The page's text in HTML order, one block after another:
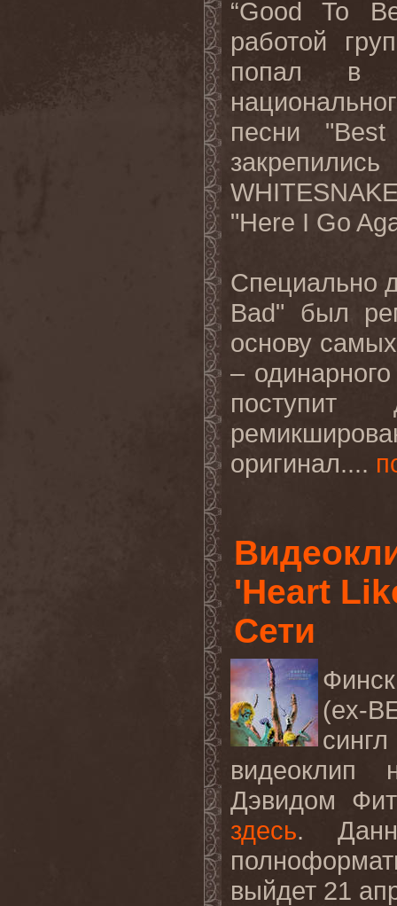
“Good To
работой
попал в
песни "Best
"Here I Go
Специально
Bad" был
основу
–
оригинал....
'Heart
Сети
(ex-
сингл
видеоклип
Дэвидом
здесь.
выйдет 21